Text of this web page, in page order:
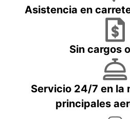
Asistencia en
Sin cargos
Servicio 24/7 en la
principales